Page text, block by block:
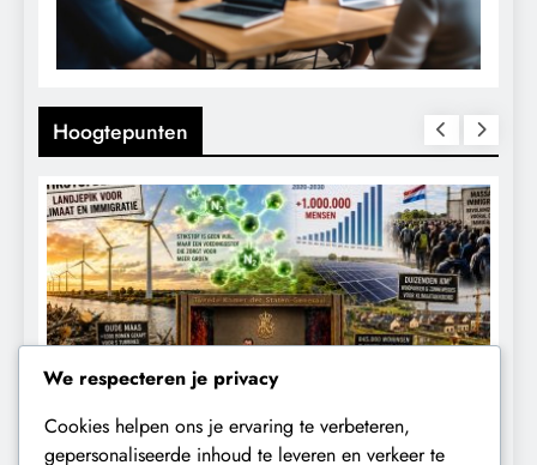
Hoogtepunten
KALENDER 2030 KLIMAATBEDROG
We respecteren je privacy
Cookies helpen ons je ervaring te verbeteren,
gepersonaliseerde inhoud te leveren en verkeer te